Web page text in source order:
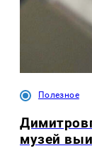
Полезное
музей